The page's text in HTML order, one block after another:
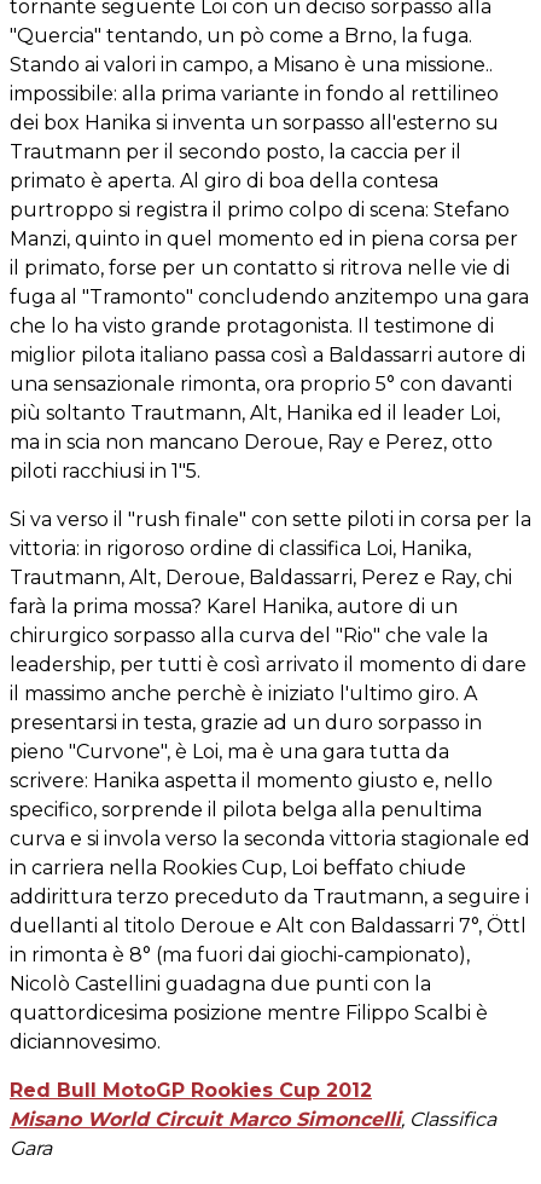
tornante seguente Loi con un deciso sorpasso alla
"Quercia" tentando, un pò come a Brno, la fuga.
Stando ai valori in campo, a Misano è una missione..
impossibile: alla prima variante in fondo al rettilineo
dei box Hanika si inventa un sorpasso all'esterno su
Trautmann per il secondo posto, la caccia per il
primato è aperta. Al giro di boa della contesa
purtroppo si registra il primo colpo di scena: Stefano
Manzi, quinto in quel momento ed in piena corsa per
il primato, forse per un contatto si ritrova nelle vie di
fuga al "Tramonto" concludendo anzitempo una gara
che lo ha visto grande protagonista. Il testimone di
miglior pilota italiano passa così a Baldassarri autore di
una sensazionale rimonta, ora proprio 5° con davanti
più soltanto Trautmann, Alt, Hanika ed il leader Loi,
ma in scia non mancano Deroue, Ray e Perez, otto
piloti racchiusi in 1"5.
Si va verso il "rush finale" con sette piloti in corsa per la
vittoria: in rigoroso ordine di classifica Loi, Hanika,
Trautmann, Alt, Deroue, Baldassarri, Perez e Ray, chi
farà la prima mossa? Karel Hanika, autore di un
chirurgico sorpasso alla curva del "Rio" che vale la
leadership, per tutti è così arrivato il momento di dare
il massimo anche perchè è iniziato l'ultimo giro. A
presentarsi in testa, grazie ad un duro sorpasso in
pieno "Curvone", è Loi, ma è una gara tutta da
scrivere: Hanika aspetta il momento giusto e, nello
specifico, sorprende il pilota belga alla penultima
curva e si invola verso la seconda vittoria stagionale ed
in carriera nella Rookies Cup, Loi beffato chiude
addirittura terzo preceduto da Trautmann, a seguire i
duellanti al titolo Deroue e Alt con Baldassarri 7°, Öttl
in rimonta è 8° (ma fuori dai giochi-campionato),
Nicolò Castellini guadagna due punti con la
quattordicesima posizione mentre Filippo Scalbi è
diciannovesimo.
Red Bull MotoGP Rookies Cup 2012
Misano World Circuit Marco Simoncelli, Classifica
Gara